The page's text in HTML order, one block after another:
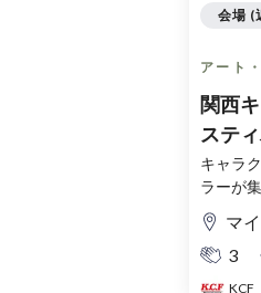
アート
関西
ステ
録チ
キャラ
ラーが
マ
3
会場 (